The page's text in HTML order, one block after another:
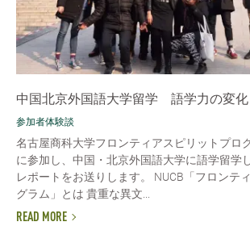
中国北京外国語大学留学 語学力の変化
参加者体験談
名古屋商科大学フロンティアスピリットプロ
に参加し、中国・北京外国語大学に語学留学
レポートをお送りします。 NUCB「フロンテ
グラム」とは 貴重な異文...
READ MORE